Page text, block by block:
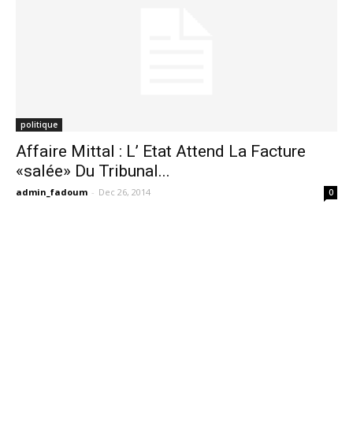
politique
Affaire Mittal : L’ Etat Attend La Facture
«salée» Du Tribunal...
admin_fadoum - Dec 26, 2014 0